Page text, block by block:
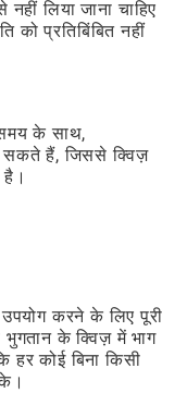
लिया जाना चाहिए
को प्रतिबिंबित नहीं
समय के साथ,
सकते हैं, जिससे क्विज़
है।
करने के लिए पूरी
भुगतान के क्विज़ में भाग
कोई बिना किसी